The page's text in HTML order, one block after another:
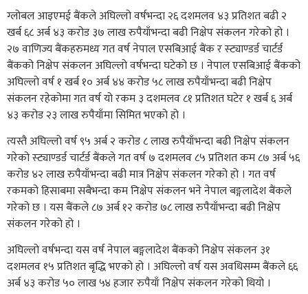
ग्लोबल आइएमई बैंकले अघिल्लो वर्षभन्दा २६ दशमलव ४३ प्रतिशत बढी २
खर्ब ६८ अर्ब ४३ करोड ३७ लाख रुपैयाँभन्दा बढी निक्षेप संकलन गरेको हो ।
२७ वाणिज्य बैंकहरुमध्य गत वर्ष नेपाल एसबिआई बैंक र स्ट्याण्डर्ड चार्टर्ड
बैंकको निक्षेप संकलन अघिल्लो वर्षभन्दा घटेको छ । नेपाल एसबिआई बैंकको
अघिल्लो वर्ष १ खर्ब १० अर्ब ४४ करोड ५८ लाख रुपैयाँभन्दा बढी निक्षेप
संकलन रहेकोमा गत वर्ष यो रकम ३ दशमलव ८१ प्रतिशत घटेर १ खर्ब ६ अर्ब
४३ करोड २३ लाख रुपैयाँमा सिमित भएको हो ।
त्यस्तै अघिल्लो वर्ष ९५ अर्ब २ करोड ८ लाख रुपैयाँभन्दा बढी निक्षेप संकलन
गरेको स्ट्याण्डर्ड चार्टर्ड बैंकले गत वर्ष ७ दशमलव ८५ प्रतिशत कम ८७ अर्ब ५६
करोड ४२ लाख रुपैयाँभन्दा बढी मात्र निक्षेप संकलन गरेको हो । गत वर्ष
रकमको हिसाबमा सबैभन्दा कम निक्षेप संकलन भने नेपाल बङ्गलादेश बैंकले
गरेको छ । यस बैंकले ८७ अर्ब १२ करोड ७८ लाख रुपैयाँभन्दा बढी निक्षेप
संकलन गरेको हो ।
अघिल्लो वर्षभन्दा यस वर्ष नेपाल बङ्गलादेश बैंकको निक्षेप संकलन ३१
दशमलव १५ प्रतिशत बृद्धि भएको हो । अघिल्लो वर्ष यस अवधिसम्म बैंकले ६६
अर्ब ४३ करोड ५० लाख ५४ हजार रुपैयाँ निक्षेप संकलन गरेको थियो ।